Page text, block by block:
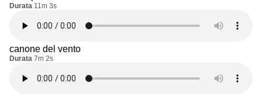
Durata 11m 3s
canone del vento
Durata 7m 2s